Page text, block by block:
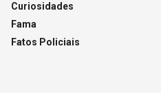
Curiosidades
Fama
Fatos Policiais